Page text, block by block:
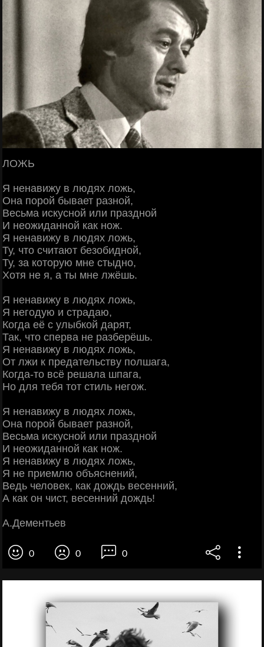
ЛОЖЬ
Я ненавижу в людях ложь,
Она порой бывает разной,
Весьма искусной или праздной
И неожиданной как нож.
Я ненавижу в людях ложь,
Ту, что считают безобидной,
Ту, за которую мне стыдно,
Хотя не я, а ты мне лжёшь.
Я ненавижу в людях ложь,
Я негодую и страдаю,
Когда её с улыбкой дарят,
Так, что сперва не разберёшь.
Я ненавижу в людях ложь,
От лжи к предательству полшага,
Когда-то всё решала шпага,
Но для тебя тот стиль негож.
Я ненавижу в людях ложь,
Она порой бывает разной,
Весьма искусной или праздной
И неожиданной как нож.
Я ненавижу в людях ложь,
Я не приемлю объяснений,
Ведь человек, как дождь весенний,
А как он чист, весенний дождь!
А.Дементьев
0 0 0